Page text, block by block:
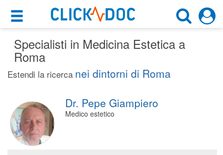
×
Motore di ricerca
×
Roma (RM)
Cosa possiamo offrirti
Per i pazienti
Prenota una visita
Ricerca specialisti
Consulti online
(su medicitalia.it)
Specialisti in Medicina Estetica a
Roma
Estendi la ricerca nei dintorni di Roma
Dr. Pepe Giampiero
Medico estetico